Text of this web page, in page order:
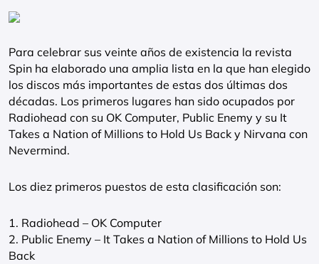
Para celebrar sus veinte años de existencia la revista
Spin ha elaborado una amplia lista en la que han elegido
los discos más importantes de estas dos últimas dos
décadas. Los primeros lugares han sido ocupados por
Radiohead con su OK Computer, Public Enemy y su It
Takes a Nation of Millions to Hold Us Back y Nirvana con
Nevermind.
Los diez primeros puestos de esta clasificación son:
1. Radiohead – OK Computer
2. Public Enemy – It Takes a Nation of Millions to Hold Us
Back